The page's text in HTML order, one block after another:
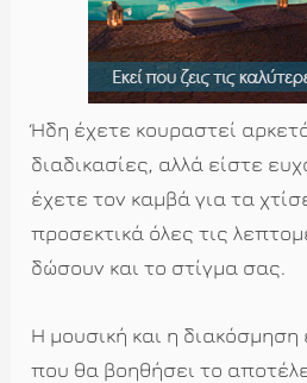
Ήδη έχετε κουραστεί
διαδικασίες, αλλά είστε
έχετε τον καμβά για τα
προσεκτικά όλες τις
δώσουν και το στίγμα σας.
Η μουσική και η διακόσμηση
που θα βοηθήσει το